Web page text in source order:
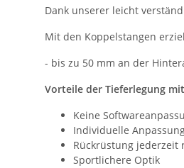
Dank unserer leicht
Mit den Koppelstangen
- bis zu 50 mm an der
Vorteile der Tieferlegung
Keine
Individuelle
Rückrüstung jederzeit
Sportlichere Optik